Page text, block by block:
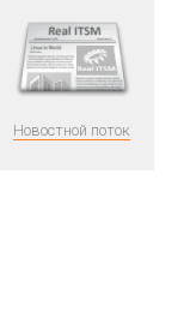
Новостной поток